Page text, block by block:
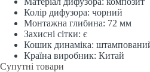
Колір дифузора: чорний
Монтажна глибина: 72 мм
Захисні сітки: є
Кошик динаміка:
Країна виробник: Китай
Супутні товари